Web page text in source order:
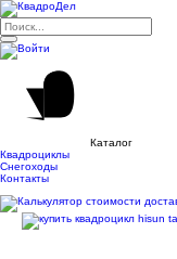
Каталог
Квадроциклы
Снегоходы
Контакты